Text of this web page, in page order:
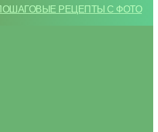
РЕЦЕПТЫ С ФОТО